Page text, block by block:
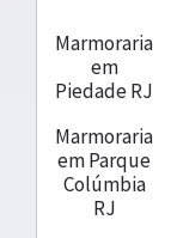
Marmoraria
em
Piedade RJ
Marmoraria
em Parque
Colúmbia
RJ